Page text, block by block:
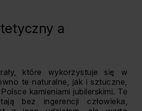
a
które wykorzystuje się w
te naturalne, jak i sztuczne,
kamieniami jubilerskimi. Te
bez ingerencji człowieka,